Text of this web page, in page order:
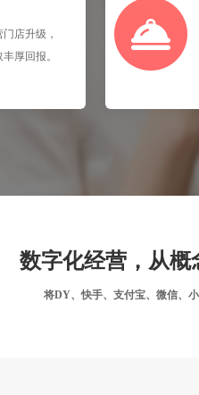
店升级，
厚回报。
数字化经营，从概
将DY、快手、支付宝、微信、